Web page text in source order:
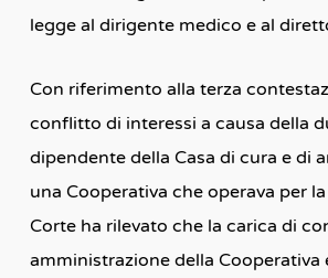
legge al dirigente medico e al
Con riferimento alla terza
conflitto di interessi a causa della
dipendente della Casa di cura e di
una Cooperativa che operava per
Corte ha rilevato che la carica di
amministrazione della Cooperativa